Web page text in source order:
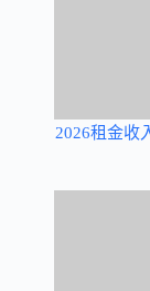
2026租金收